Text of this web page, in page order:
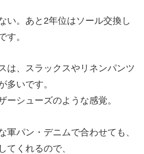
い。あと2年位はソール交換し
す。
は、スラックスやリネンパンツ
多いです。
ーシューズのような感覚。
軍パン・デニムで合わせても、
てくれるので、